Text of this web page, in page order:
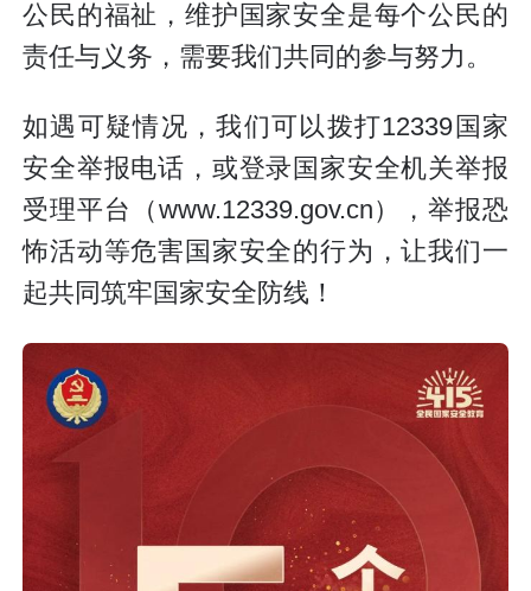
公民的福祉，维护国家安全是每个公民的
责任与义务，需要我们共同的参与努力。
如遇可疑情况，我们可以拨打12339国家
安全举报电话，或登录国家安全机关举报
受理平台（www.12339.gov.cn），举报恐
怖活动等危害国家安全的行为，让我们一
起共同筑牢国家安全防线！